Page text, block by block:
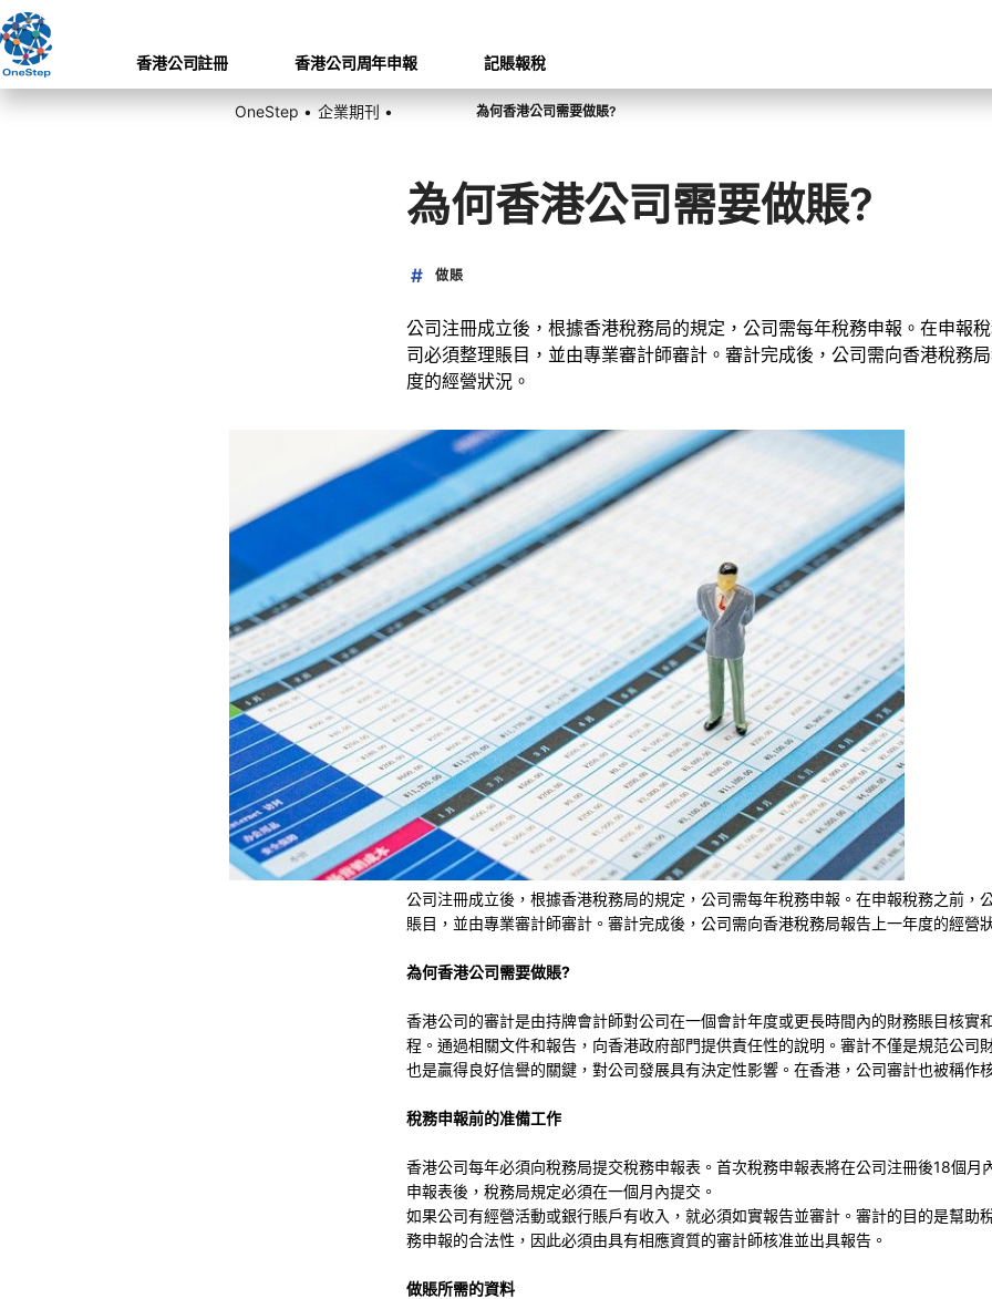
香港公司註冊 香港公司周年申報 記賬報稅
OneStep • 企業期刊 • 為何香港公司需要做賬?
為何香港公司需要做賬?
做賬
公司注冊成立後，根據香港稅務局的規定，公司需每年稅務申報。在申報
司必須整理賬目，並由專業審計師審計。審計完成後，公司需向香港稅務
度的經營狀況。
公司注冊成立後，根據香港稅務局的規定，公司需每年稅務申報。在申報稅務之前，
賬目，並由專業審計師審計。審計完成後，公司需向香港稅務局報告上一年度的經營
為何香港公司需要做賬?
香港公司的審計是由持牌會計師對公司在一個會計年度或更長時間內的財務賬目核實
程。通過相關文件和報告，向香港政府部門提供責任性的說明。審計不僅是規范公司
也是贏得良好信譽的關鍵，對公司發展具有決定性影響。在香港，公司審計也被稱作
稅務申報前的准備工作
香港公司每年必須向稅務局提交稅務申報表。首次稅務申報表將在公司注冊後18個月
申報表後，稅務局規定必須在一個月內提交。
如果公司有經營活動或銀行賬戶有收入，就必須如實報告並審計。審計的目的是幫助
務申報的合法性，因此必須由具有相應資質的審計師核准並出具報告。
做賬所需的資料